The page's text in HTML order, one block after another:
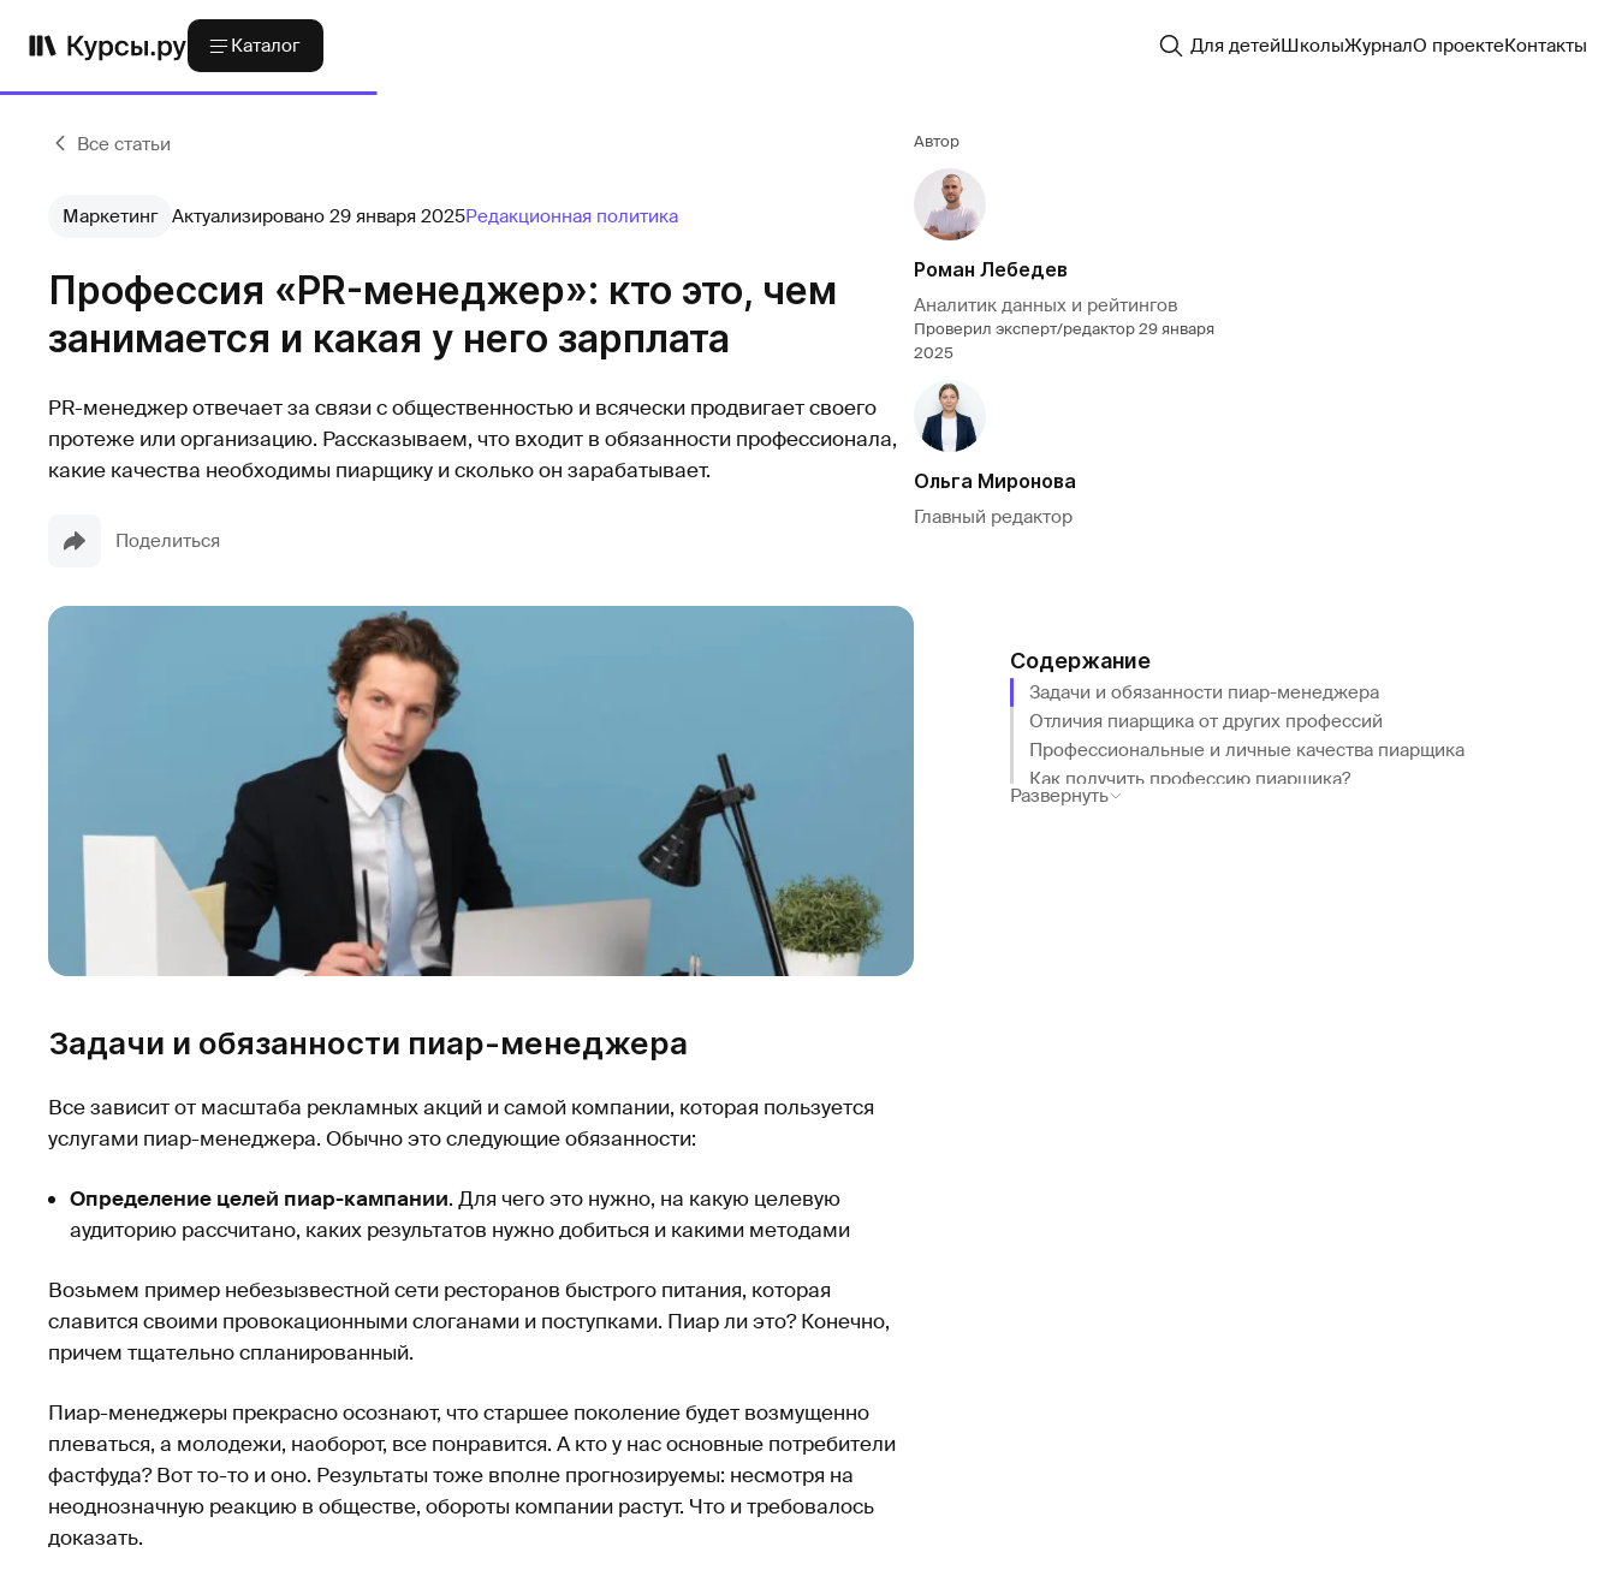
Каталог Для детейШколыЖурналО проектеКонтакты
Все статьи
Маркетинг Актуализировано 29 января 2025Редакционная политика
Профессия «PR-менеджер»: кто это, чем
занимается и какая у него зарплата
PR-менеджер отвечает за связи с общественностью и всячески продвигает своего
протеже или организацию. Рассказываем, что входит в обязанности профессионала,
какие качества необходимы пиарщику и сколько он зарабатывает.
Поделиться
Автор
Роман Лебедев
Аналитик данных и рейтингов
Проверил эксперт/редактор29 января
2025
Ольга Миронова
Главный редактор
Задачи и обязанности пиар-менеджера
Все зависит от масштаба рекламных акций и самой компании, которая пользуется
услугами пиар-менеджера. Обычно это следующие обязанности:
Определение целей пиар-кампании. Для чего это нужно, на какую целевую
аудиторию рассчитано, каких результатов нужно добиться и какими методами
Возьмем пример небезызвестной сети ресторанов быстрого питания, которая
славится своими провокационными слоганами и поступками. Пиар ли это? Конечно,
причем тщательно спланированный.
Пиар-менеджеры прекрасно осознают, что старшее поколение будет возмущенно
плеваться, а молодежи, наоборот, все понравится. А кто у нас основные потребители
фастфуда? Вот то-то и оно. Результаты тоже вполне прогнозируемы: несмотря на
неоднозначную реакцию в обществе, обороты компании растут. Что и требовалось
доказать.
Содержание
Задачи и обязанности пиар-менеджера
Отличия пиарщика от других профессий
Профессиональные и личные качества пиарщика
Как получить профессию пиарщика?
Сколько зарабатывают пиар-менеджеры?
Развернуть